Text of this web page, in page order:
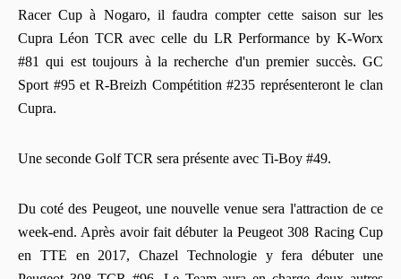
Racer Cup à Nogaro, il faudra compter cette saison sur les
Cupra Léon TCR avec celle du LR Performance by K-Worx
#81 qui est toujours à la recherche d'un premier succès. GC
Sport #95 et R-Breizh Compétition #235 représenteront le clan
Cupra.
Une seconde Golf TCR sera présente avec Ti-Boy #49.
Du coté des Peugeot, une nouvelle venue sera l'attraction de ce
week-end. Après avoir fait débuter la Peugeot 308 Racing Cup
en TTE en 2017, Chazel Technologie y fera débuter une